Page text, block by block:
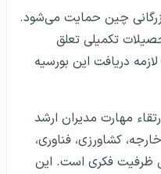
چین حمایت می‌شود.
تکمیلی تعلق
دریافت این بورسیه
مهارت مدیران ارشد
کشاورزی، فناوری،
ظرفیت فکری است. این